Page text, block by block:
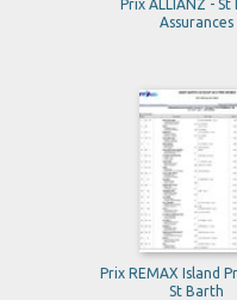
Prix ALLIANZ - St
Assurances
Prix REMAX Island
St Barth